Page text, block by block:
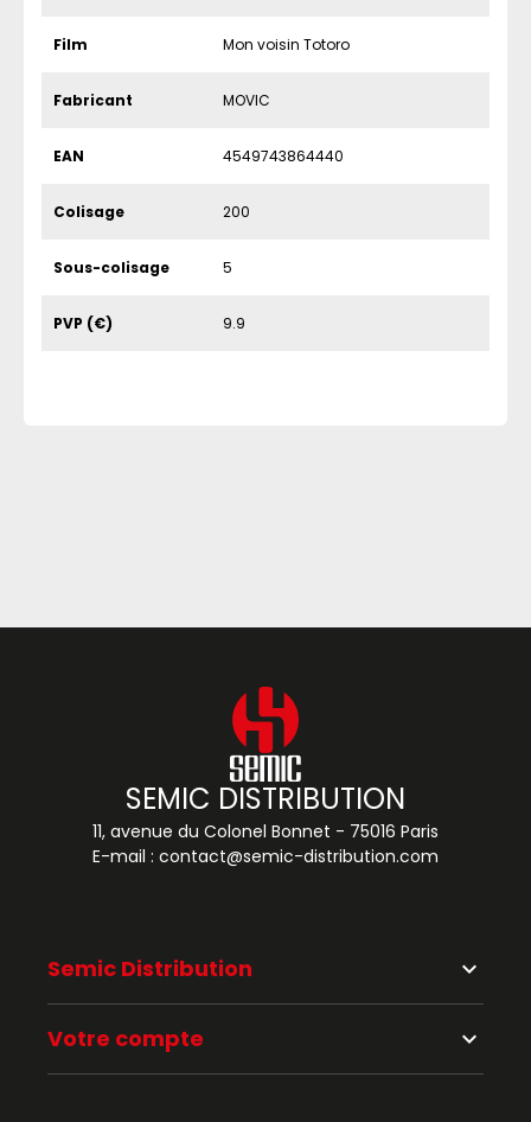
Film Mon voisin Totoro
Fabricant MOVIC
EAN 4549743864440
Colisage 200
Sous-colisage 5
PVP (€) 9.9
Semic Distribution keyboard_arrow_down
Votre compte keyboard_arrow_down
SEMIC DISTRIBUTION
11, avenue du Colonel Bonnet - 75016 Paris
E-mail : contact@semic-distribution.com